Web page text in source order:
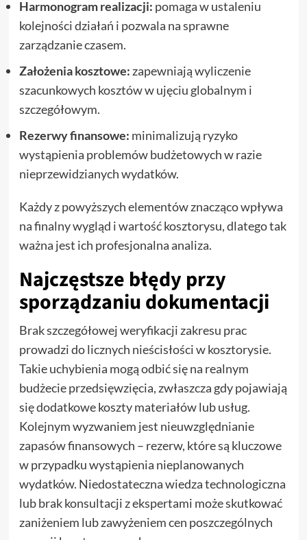
Harmonogram realizacji: pomaga w ustaleniu
kolejności działań i pozwala na sprawne
zarządzanie czasem.
Założenia kosztowe: zapewniają wyliczenie
szacunkowych kosztów w ujęciu globalnym i
szczegółowym.
Rezerwy finansowe: minimalizują ryzyko
wystąpienia problemów budżetowych w razie
nieprzewidzianych wydatków.
Każdy z powyższych elementów znacząco wpływa
na finalny wygląd i wartość kosztorysu, dlatego tak
ważna jest ich profesjonalna analiza.
Najczęstsze błędy przy
sporządzaniu dokumentacji
Brak szczegółowej weryfikacji zakresu prac
prowadzi do licznych nieścisłości w kosztorysie.
Takie uchybienia mogą odbić się na realnym
budżecie przedsięwzięcia, zwłaszcza gdy pojawiają
się dodatkowe koszty materiałów lub usług.
Kolejnym wyzwaniem jest nieuwzględnianie
zapasów finansowych – rezerw, które są kluczowe
w przypadku wystąpienia nieplanowanych
wydatków. Niedostateczna wiedza technologiczna
lub brak konsultacji z ekspertami może skutkować
zaniżeniem lub zawyżeniem cen poszczególnych